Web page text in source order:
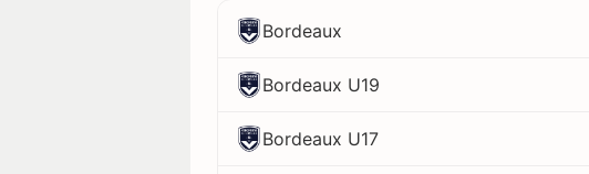
Bordeaux
Bordeaux U19
Bordeaux U17